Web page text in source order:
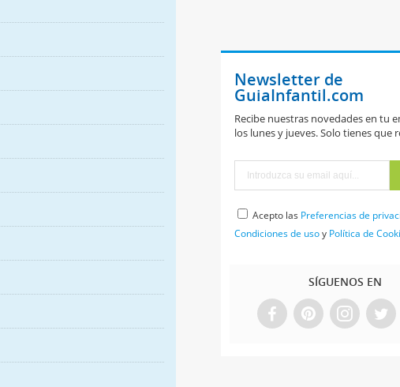
Newsletter de
GuiaInfantil.com
Recibe nuestras novedades en tu
los lunes y jueves. Solo tienes que
Acepto las Preferencias de
Condiciones de usoy Política de
SÍGUENOS EN